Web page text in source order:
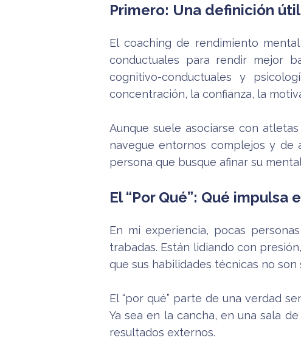
Primero: Una definición útil
El coaching de rendimiento
conductuales para rendir mejor
cognitivo-conductuales y
concentración, la confianza, la
Aunque suele asociarse con
navegue entornos complejos y de
persona que busque afinar su
El “Por Qué”: Qué
En mi experiencia, pocas
trabadas. Están lidiando con
que sus habilidades técnicas no son
El “por qué” parte de una verdad
Ya sea en la cancha, en una sala
resultados externos.